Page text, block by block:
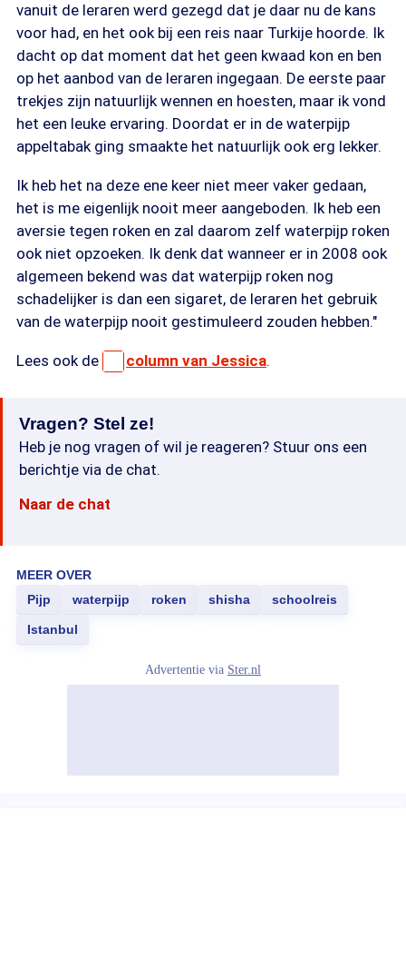
vanuit de leraren werd gezegd dat je daar nu de kans
voor had, en het ook bij een reis naar Turkije hoorde. Ik
dacht op dat moment dat het geen kwaad kon en ben
op het aanbod van de leraren ingegaan. De eerste paar
trekjes zijn natuurlijk wennen en hoesten, maar ik vond
het een leuke ervaring. Doordat er in de waterpijp
appeltabak ging smaakte het natuurlijk ook erg lekker.
Ik heb het na deze ene keer niet meer vaker gedaan,
het is me eigenlijk nooit meer aangeboden. Ik heb een
aversie tegen roken en zal daarom zelf waterpijp roken
ook niet opzoeken. Ik denk dat wanneer er in 2008 ook
algemeen bekend was dat waterpijp roken nog
schadelijker is dan een sigaret, de leraren het gebruik
van de waterpijp nooit gestimuleerd zouden hebben."
Lees ook de column van Jessica.
Vragen? Stel ze!
Heb je nog vragen of wil je reageren? Stuur ons een
berichtje via de chat.
Naar de chat
MEER OVER
Pijp
waterpijp roken shisha schoolreis
Istanbul
Advertentie via Ster.nl